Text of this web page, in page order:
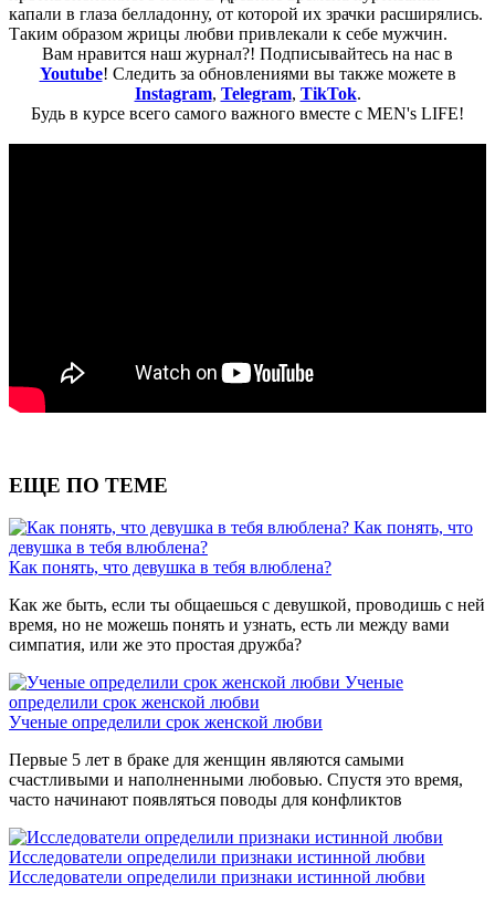
капали в глаза белладонну, от которой их зрачки расширялись.
Таким образом жрицы любви привлекали к себе мужчин.
Вам нравится наш журнал?! Подписывайтесь на нас в
Youtube! Следить за обновлениями вы также можете в
Instagram, Telegram, TikTok.
Будь в курсе всего самого важного вместе с MEN's LIFE!
ЕЩЕ ПО ТЕМЕ
Как понять, что
девушка в тебя влюблена?
Как понять, что девушка в тебя влюблена?
Как же быть, если ты общаешься с девушкой, проводишь с ней
время, но не можешь понять и узнать, есть ли между вами
симпатия, или же это простая дружба?
Ученые
определили срок женской любви
Ученые определили срок женской любви
Первые 5 лет в браке для женщин являются самыми
счастливыми и наполненными любовью. Спустя это время,
часто начинают появляться поводы для конфликтов
Исследователи определили признаки истинной любви
Исследователи определили признаки истинной любви